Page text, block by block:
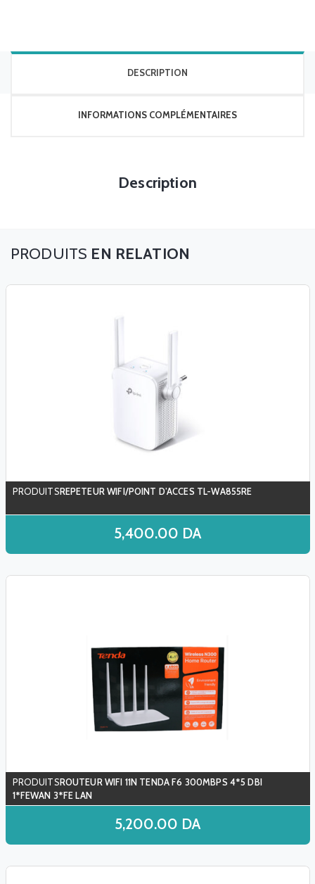
DESCRIPTION
INFORMATIONS COMPLÉMENTAIRES
Description
EN RELATION
REPETEUR WIFI/POINT D’ACCES TL-WA855RE
5,400.00 DA
ROUTEUR WIFI 11N TENDA F6 300MBPS 4*5 DBI
1*FEWAN 3*FE LAN
5,200.00 DA